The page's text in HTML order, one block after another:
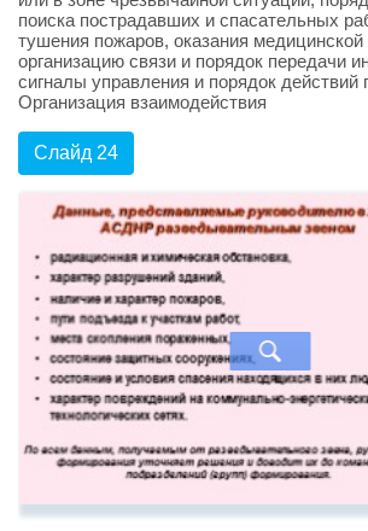
поиска пострадавших и спасательных
тушения пожаров, оказания
организацию связи и порядок передачи
сигналы управления и порядок действий
Организация взаимодействия
Слайд 24